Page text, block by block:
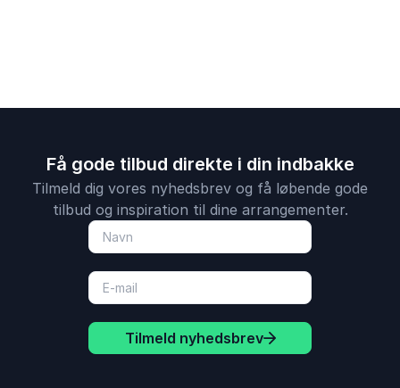
Få gode tilbud direkte i din indbakke
Tilmeld dig vores nyhedsbrev og få løbende gode
tilbud og inspiration til dine arrangementer.
Tilmeld nyhedsbrev